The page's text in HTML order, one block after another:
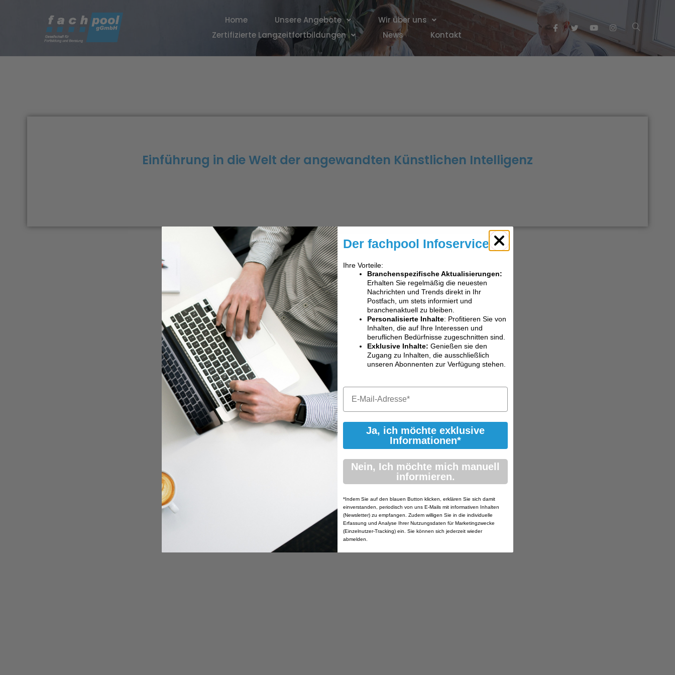
Home Unsere Angebote
Wir über uns
Zertifizierte Langzeitfortbildungen
News Kontakt
Einführung in die Welt der angewandten Künstlichen Intelligenz
Der fachpool Infoservice
Ihre Vorteile:
Branchenspezifische Aktualisierungen:
Erhalten Sie regelmäßig die neuesten
Nachrichten und Trends direkt in Ihr
Postfach, um stets informiert und
branchenaktuell zu bleiben.
Personalisierte Inhalte: Profitieren Sie von
Inhalten, die auf Ihre Interessen und
beruflichen Bedürfnisse zugeschnitten sind.
Exklusive Inhalte: Genießen sie den
Zugang zu Inhalten, die ausschließlich
unseren Abonnenten zur Verfügung stehen.
Ja, ich möchte exklusive
Informationen*
Nein, Ich möchte mich manuell
informieren.
*Indem Sie auf den blauen Button klicken, erklären Sie sich damit
einverstanden, periodisch von uns E-Mails mit informativen Inhalten
(Newsletter) zu empfangen. Zudem willigen Sie in die individuelle
Erfassung und Analyse Ihrer Nutzungsdaten für Marketingzwecke
(Einzelnutzer-Tracking) ein. Sie können sich jederzeit wieder
abmelden.